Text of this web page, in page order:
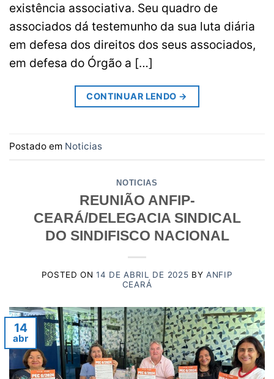
existência associativa. Seu quadro de
associados dá testemunho da sua luta diária
em defesa dos direitos dos seus associados,
em defesa do Órgão a […]
CONTINUAR LENDO →
Postado em Noticias
NOTICIAS
REUNIÃO ANFIP-
CEARÁ/DELEGACIA SINDICAL
DO SINDIFISCO NACIONAL
POSTED ON14 DE ABRIL DE 2025 BY ANFIP
CEARÁ
14
abr